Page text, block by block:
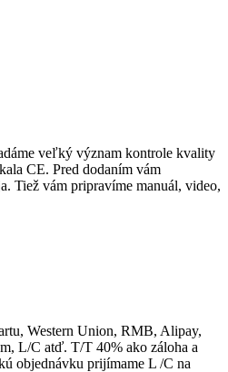
veľký význam kontrole kvality
CE. Pred dodaním vám
Tiež vám pripravíme manuál, video,
Western Union, RMB, Alipay,
L/C atď. T/T 40% ako záloha a
objednávku prijímame L /C na